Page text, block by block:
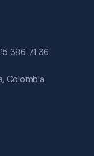
386 71 36
Colombia